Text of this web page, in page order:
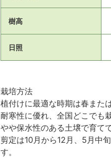
樹高
日照
栽培方法
植付けに最適な時期は春また
耐寒性に優れ、全国どこでも
やや保水性のある土壌で育て
剪定は10月から12月、5月中
す。